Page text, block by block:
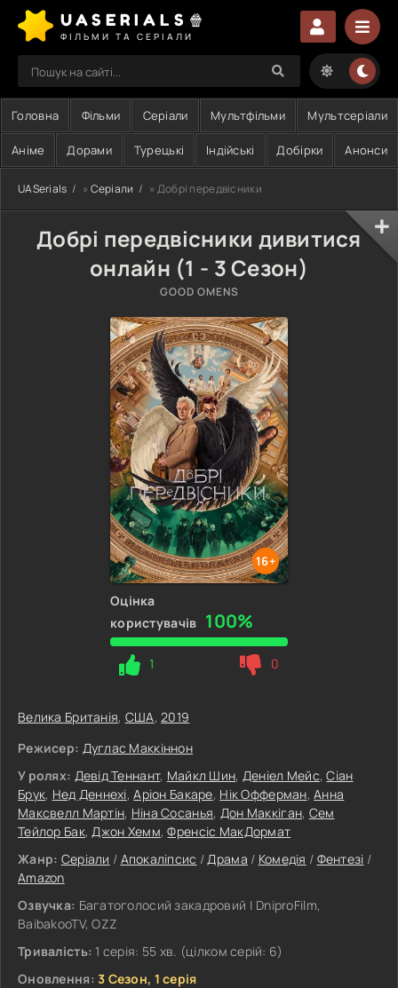
UASERIALS🍿
ФІЛЬМИ ТА СЕРІАЛИ
Головна Фільми Серіали Мультфільми Мультсеріали
Аніме Дорами Турецькі Індійські Добірки Анонси
UASerials » Серіали » Добрі передвісники
Добрі передвісники дивитися
онлайн (1 - 3 Сезон)
GOOD OMENS
16+
Оцінка
користувачів 100%
1 0
Велика Британія, США,2019
Режисер: Дуглас Маккіннон
У ролях: Девід Теннант, Майкл Шин, Деніел Мейс,Сіан
Брук, Нед Деннехі,Аріон Бакаре, Нік Офферман,Анна
Максвелл Мартін, Ніна Сосанья, Дон Маккіган, Сем
Тейлор Бак,Джон Хемм,Френсіс МакДормат
Жанр: Серіали / Апокаліпсис /Драма / Комедія / Фентезі /
Amazon
Озвучка: Багатоголосий закадровий | DniproFilm,
BaibakooTV, OZZ
Тривалість: 1 серія: 55 хв. (цілком серій: 6)
Оновлення: 3 Сезон, 1 серія